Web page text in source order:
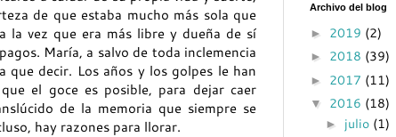
de que estaba mucho más sola que
la vez que era más libre y dueña de sí
María, a salvo de toda inclemencia
decir. Los años y los golpes le han
el goce es posible, para dejar caer
de la memoria que siempre se
hay razones para llorar.
Archivo del blog
► 2019 (2)
► 2018 (39)
► 2017 (11)
▼ 2016 (18)
► julio (1)